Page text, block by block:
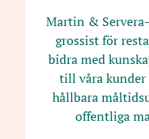
Martin &
grossist för
bidra med
till våra kunder
hållbara
offentliga